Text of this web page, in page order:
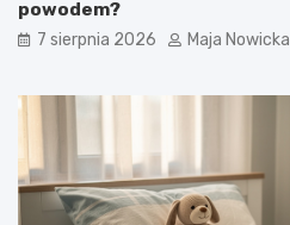
powodem?
7 sierpnia 2026 Maja Nowicka